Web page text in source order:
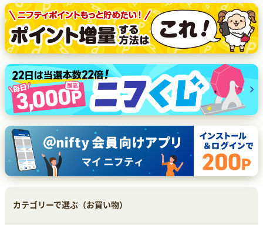
カテゴリーで選ぶ（お買い物）